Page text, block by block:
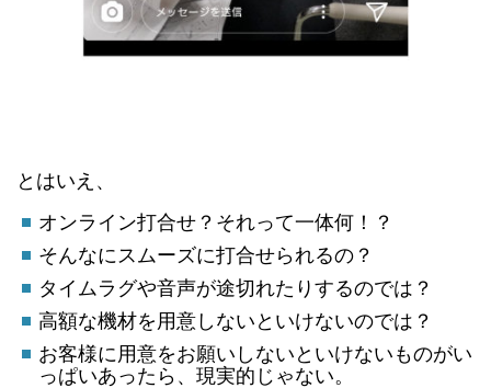
とはいえ、
オンライン打合せ？それって一体何！？
そんなにスムーズに打合せられるの？
タイムラグや音声が途切れたりするのでは？
高額な機材を用意しないといけないのでは？
お客様に用意をお願いしないといけないものがい
っぱいあったら、現実的じゃない。